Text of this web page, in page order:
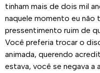
tinham mais de dois mil
naquele momento eu não
pressentimento ruim de
Você preferia trocar o
animada, querendo
estava, você se negava a